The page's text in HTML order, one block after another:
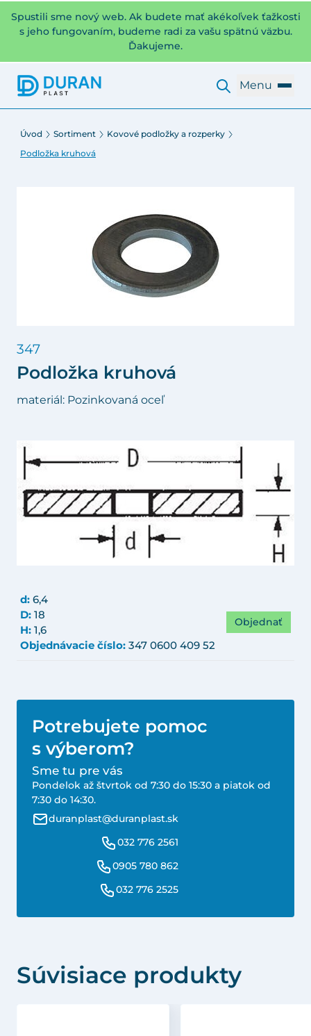
Spustili sme nový web. Ak budete mať akékoľvek ťažkosti
s jeho fungovaním, budeme radi za vašu spätnú väzbu.
Ďakujeme.
Menu
Úvod Sortiment
Kovové podložky a rozperky
Podložka kruhová
347
Podložka kruhová
materiál: Pozinkovaná oceľ
d: 6,4
D: 18
H: 1,6
Objednávacie číslo: 347 0600 409 52
Objednať
Potrebujete pomoc
s výberom?
Sme tu pre vás
Pondelok až štvrtok od 7:30 do 15:30 a piatok od
7:30 do 14:30.
duranplast@duranplast.sk
032 776 2561
0905 780 862
032 776 2525
Súvisiace produkty